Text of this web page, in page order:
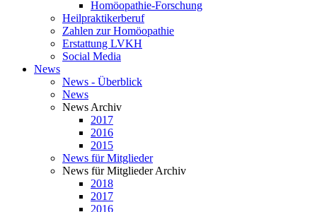
Homöopathie-Forschung
Heilpraktikerberuf
Zahlen zur Homöopathie
Erstattung LVKH
Social Media
News
News - Überblick
News
News Archiv
2017
2016
2015
News für Mitglieder
News für Mitglieder Archiv
2018
2017
2016